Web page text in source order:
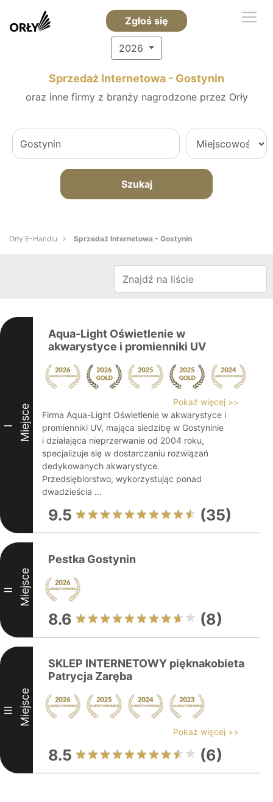
Zgłoś się
2026
Sprzedaż Internetowa - Gostynin
oraz inne firmy z branży nagrodzone przez Orły
Szukaj
Orły E-Handlu Sprzedaż Internetowa - Gostynin
I Miejsce
Aqua-Light Oświetlenie w
akwarystyce i promienniki UV
Pokaż więcej >>
Firma Aqua-Light Oświetlenie w akwarystyce i
promienniki UV, mająca siedzibę w Gostyninie
i działająca nieprzerwanie od 2004 roku,
specjalizuje się w dostarczaniu rozwiązań
dedykowanych akwarystyce.
Przedsiębiorstwo, wykorzystując ponad
dwadzieścia ...
9.5 (35)
II Miejsce
Pestka Gostynin
8.6 (8)
III Miejsce
SKLEP INTERNETOWY pięknakobieta
Patrycja Zaręba
Pokaż więcej >>
8.5 (6)